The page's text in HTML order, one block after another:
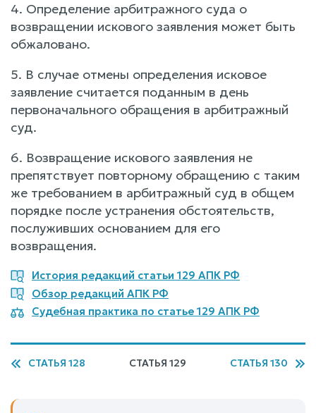
4. Определение арбитражного суда о
возвращении искового заявления может быть
обжаловано.
5. В случае отмены определения исковое
заявление считается поданным в день
первоначального обращения в арбитражный
суд.
6. Возвращение искового заявления не
препятствует повторному обращению с таким
же требованием в арбитражный суд в общем
порядке после устранения обстоятельств,
послуживших основанием для его
возвращения.
История редакций статьи 129 АПК РФ
Обзор редакций АПК РФ
Судебная практика по статье 129 АПК РФ
СТАТЬЯ 128 СТАТЬЯ 129 СТАТЬЯ 130